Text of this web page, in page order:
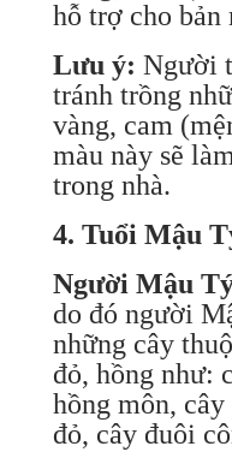
hỗ trợ cho bản
Lưu ý: Người
tránh trồng
vàng, cam
màu này sẽ
trong nhà.
4. Tuổi Mậu
Người Mậu
do đó người
những cây
đỏ, hồng như:
hồng môn,
đỏ, cây đuôi